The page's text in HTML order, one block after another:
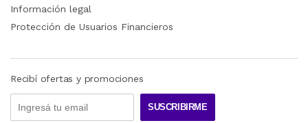
Información legal
Protección de Usuarios Financieros
Recibí ofertas y promociones
SUSCRIBIRME